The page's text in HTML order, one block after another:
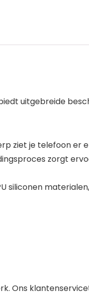
uitgebreide
ziet je telefoon er
zorgt
siliconen
Ons